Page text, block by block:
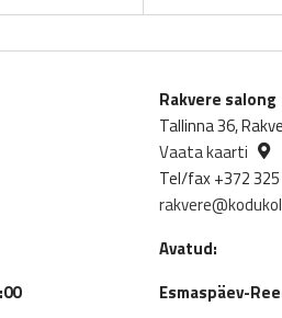
Rakvere salong
Tallinna 36,
Vaata kaarti
Tel/fax +372
Avatud:
Esmaspäev-